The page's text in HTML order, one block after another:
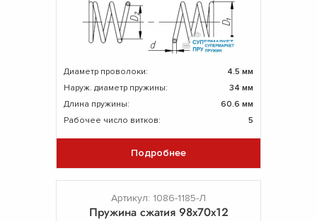
Диаметр проволоки:
4.5 мм
Наруж. диаметр пружины:
34 мм
Длина пружины:
60.6 мм
Рабочее число витков:
5
Подробнее
Артикул: 1086-1185-Л
Пружина сжатия 98х70х12